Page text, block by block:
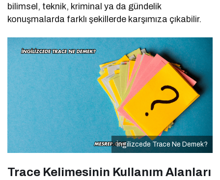
bilimsel, teknik, kriminal ya da gündelik
konuşmalarda farklı şekillerde karşımıza çıkabilir.
İngilizcede Trace Ne Demek?
Trace Kelimesinin Kullanım Alanları